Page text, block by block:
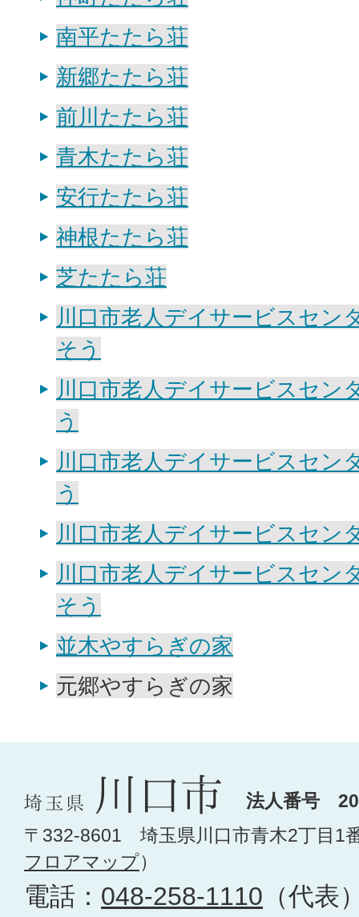
南平たたら荘
新郷たたら荘
前川たたら荘
青木たたら荘
安行たたら荘
神根たたら荘
芝たたら荘
川口市老人デイサービスセン
そう
川口市老人デイサービスセン
う
川口市老人デイサービスセン
う
川口市老人デイサービスセン
川口市老人デイサービスセン
そう
並木やすらぎの家
元郷やすらぎの家
法人番号
〒332-8601 埼玉県川口市青木2丁目1
フロアマップ）
電話： 048-258-1110 （代表